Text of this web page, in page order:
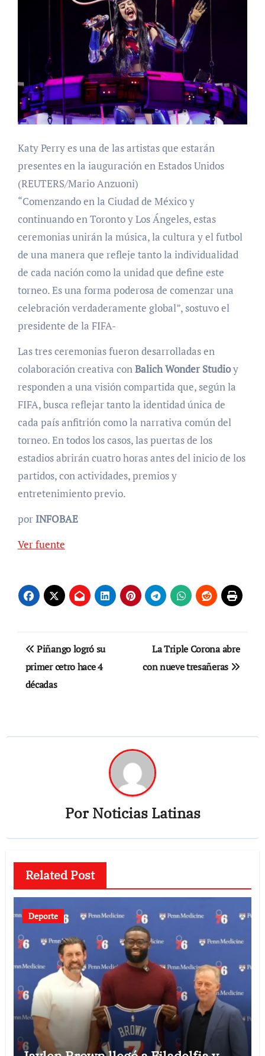
Katy Perry es una de las artistas que estarán
presentes en la iauguración en Estados Unidos
(REUTERS/Mario Anzuoni)
“Comenzando en la Ciudad de México y
continuando en Toronto y Los Ángeles, estas
ceremonias unirán la música, la cultura y el futbol
de una manera que refleje tanto la individualidad
de cada nación como la unidad que define este
torneo. Es una forma poderosa de comenzar una
celebración verdaderamente global”, sostuvo el
presidente de la FIFA-
Las tres ceremonias fueron desarrolladas en
colaboración creativa conBalich Wonder Studioy
responden a una visión compartida que, según la
FIFA, busca reflejar tanto la identidad única de
cada país anfitrión como la narrativa común del
torneo. En todos los casos, las puertas de los
estadios abrirán cuatro horas antes del inicio de los
partidos, con actividades, premios y
entretenimiento previo.
porINFOBAE
Ver fuente
Navegación
de
entradas
Piñango logró su
primer cetro hace 4
décadas
La Triple Corona abre
con nueve tresañeras
PorNoticias Latinas
Related Post
Deporte